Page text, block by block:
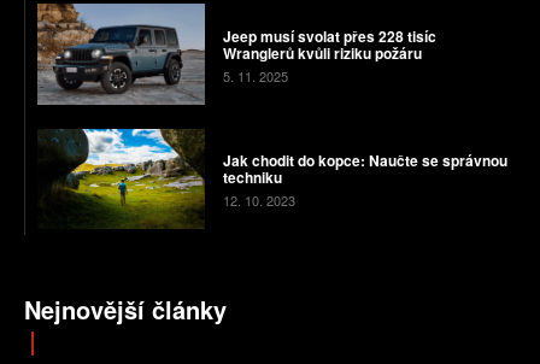
Jeep musí svolat přes 228 tisíc
Wranglerů kvůli riziku požáru
5. 11. 2025
Jak chodit do kopce: Naučte se správnou
techniku
12. 10. 2023
Nejnovější články